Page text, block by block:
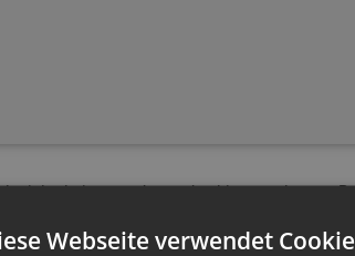
das hier angebotene
Webseite verwendet